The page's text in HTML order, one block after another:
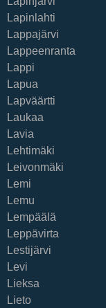
Lapinlahti
Lappajärvi
Lappeenranta
Lappi
Lapua
Lapväärtti
Laukaa
Lavia
Lehtimäki
Leivonmäki
Lemi
Lemu
Lempäälä
Leppävirta
Lestijärvi
Levi
Lieksa
Lieto